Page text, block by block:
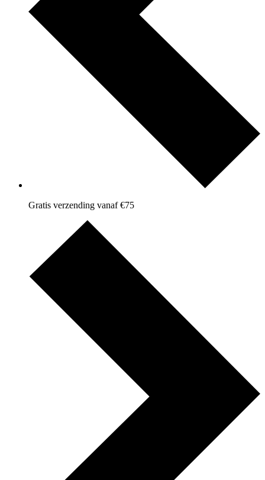
Gratis verzending vanaf €75